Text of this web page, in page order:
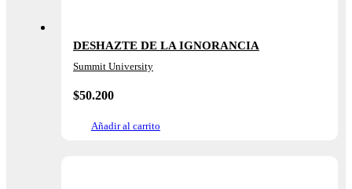
DESHAZTE DE LA IGNORANCIA
Summit University
$50.200
Añadir al carrito